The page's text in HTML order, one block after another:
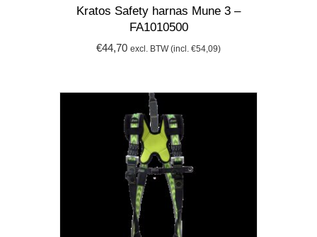
Kratos Safety harnas Mune 3 –
FA1010500
€44,70 excl. BTW (incl. €54,09)